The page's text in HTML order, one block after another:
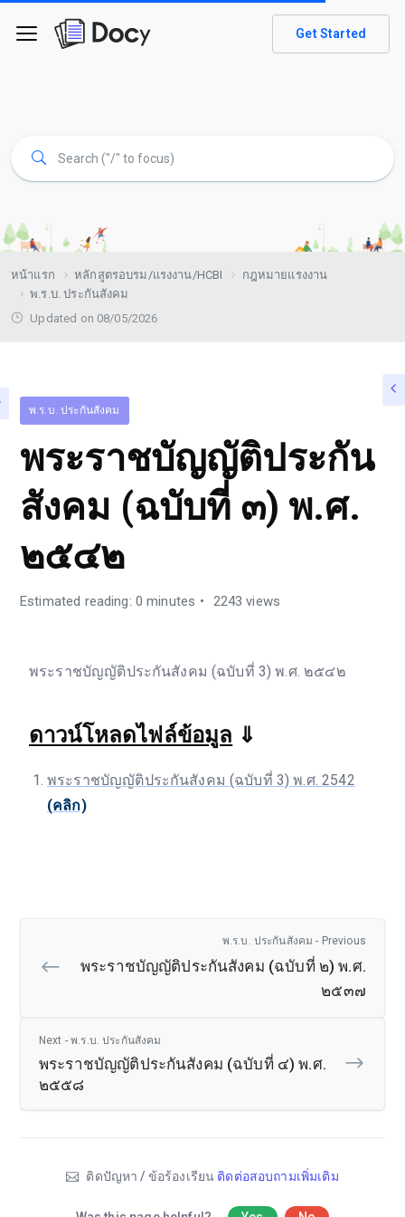
Get Started
หน้าแรก หลักสูตรอบรม/แรงงาน/HCBI
กฎหมายแรงงาน
พ.ร.บ. ประกันสังคม
Updated on 08/05/2026
พ.ร.บ. ประกันสังคม
พระราชบัญญัติประกัน
สังคม (ฉบับที่ ๓) พ.ศ.
๒๕๔๒
Estimated reading: 0 minutes 2243 views
พระราชบัญญัติประกันสังคม (ฉบับที่ 3) พ.ศ. ๒๕๔๒
ดาวน์โหลดไฟล์ข้อมูล ⇓
พระราชบัญญัติประกันสังคม (ฉบับที่ 3) พ.ศ. 2542
(คลิก)
พ.ร.บ. ประกันสังคม - Previous
พระราชบัญญัติประกันสังคม (ฉบับที่ ๒) พ.ศ.
๒๕๓๗
Next - พ.ร.บ. ประกันสังคม
พระราชบัญญัติประกันสังคม (ฉบับที่ ๔) พ.ศ.
๒๕๕๘
ติดปัญหา / ข้อร้องเรียน ติดต่อสอบถามเพิ่มเติม